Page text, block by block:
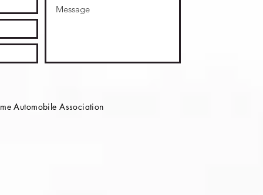
Automobile Association